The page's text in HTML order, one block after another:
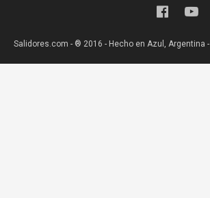
Salidores.com - ® 2016 - Hecho en Azul, Argentina -